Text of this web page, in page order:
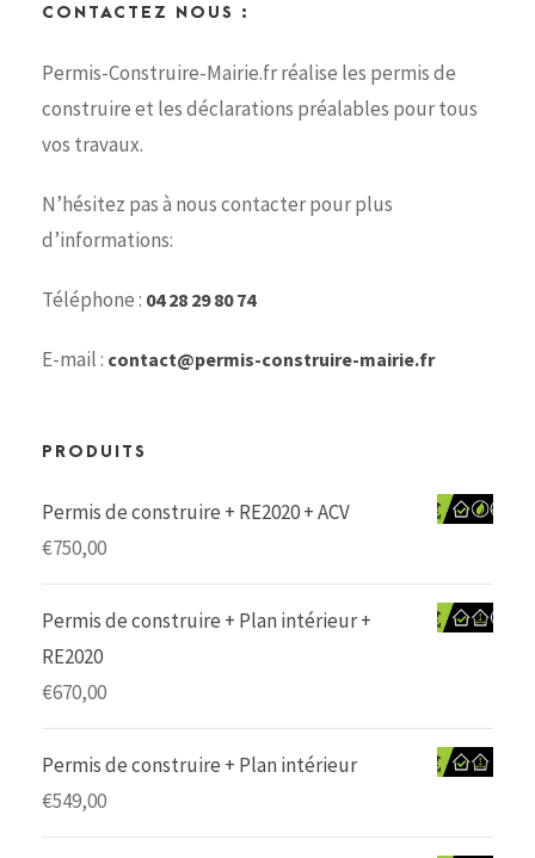
CONTACTEZ NOUS :
Permis-Construire-Mairie.fr réalise les permis de
construire et les déclarations préalables pour tous
vos travaux.
N’hésitez pas à nous contacter pour plus
d’informations:
Téléphone : 04 28 29 80 74
E-mail : contact@permis-construire-mairie.fr
PRODUITS
Permis de construire + RE2020 + ACV
€750,00
Permis de construire + Plan intérieur +
RE2020
€670,00
Permis de construire + Plan intérieur
€549,00